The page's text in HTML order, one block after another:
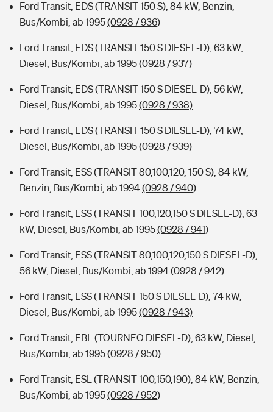
Ford Transit, EDS (TRANSIT 150 S), 84 kW, Benzin,
Bus/Kombi, ab 1995(0928 / 936)
Ford Transit, EDS (TRANSIT 150 S DIESEL-D), 63 kW,
Diesel, Bus/Kombi, ab 1995(0928 / 937)
Ford Transit, EDS (TRANSIT 150 S DIESEL-D), 56 kW,
Diesel, Bus/Kombi, ab 1995(0928 / 938)
Ford Transit, EDS (TRANSIT 150 S DIESEL-D), 74 kW,
Diesel, Bus/Kombi, ab 1995(0928 / 939)
Ford Transit, ESS (TRANSIT 80,100,120, 150 S), 84 kW,
Benzin, Bus/Kombi, ab 1994(0928 / 940)
Ford Transit, ESS (TRANSIT 100,120,150 S DIESEL-D), 63
kW, Diesel, Bus/Kombi, ab 1995(0928 / 941)
Ford Transit, ESS (TRANSIT 80,100,120,150 S DIESEL-D),
56 kW, Diesel, Bus/Kombi, ab 1994(0928 / 942)
Ford Transit, ESS (TRANSIT 150 S DIESEL-D), 74 kW,
Diesel, Bus/Kombi, ab 1995(0928 / 943)
Ford Transit, EBL (TOURNEO DIESEL-D), 63 kW, Diesel,
Bus/Kombi, ab 1995(0928 / 950)
Ford Transit, ESL (TRANSIT 100,150,190), 84 kW, Benzin,
Bus/Kombi, ab 1995(0928 / 952)